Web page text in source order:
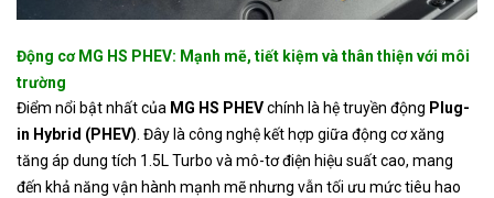
Động cơ MG HS PHEV: Mạnh mẽ, tiết kiệm và thân thiện với môi
trường
Điểm nổi bật nhất của MG HS PHEVchính là hệ truyền động Plug-
in Hybrid (PHEV) . Đây là công nghệ kết hợp giữa động cơ xăng
tăng áp dung tích 1.5L Turbo và mô-tơ điện hiệu suất cao, mang
đến khả năng vận hành mạnh mẽ nhưng vẫn tối ưu mức tiêu hao